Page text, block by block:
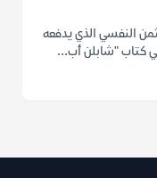
النفسي الذي يدفعه
كتاب "شابلن أب...